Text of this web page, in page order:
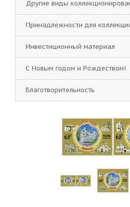
Другие виды
Принадлежности для
Инвестиционный материал
С Новым годом и Рождеством!
Благотворительность